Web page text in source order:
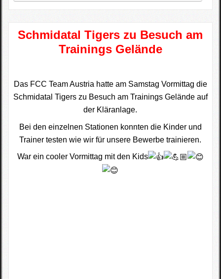
Schmidatal Tigers zu Besuch am
Trainings Gelände
Das FCC Team Austria hatte am Samstag Vormittag die
Schmidatal Tigers zu Besuch am Trainings Gelände auf
der Kläranlage.
Bei den einzelnen Stationen konnten die Kinder und
Trainer testen wie wir für unsere Bewerbe trainieren.
War ein cooler Vormittag mit den Kids